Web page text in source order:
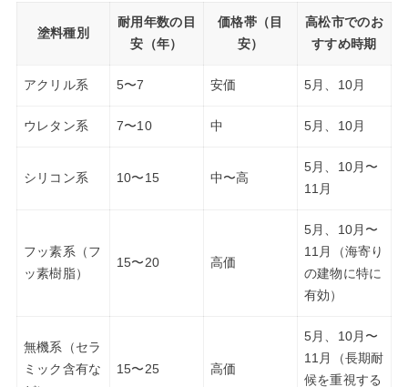
塗料種別
耐用年数の目
安（年）
価格帯（目
安）
高松市でのお
すすめ時期
アクリル系 5〜7 安価 5月、10月
ウレタン系 7〜10 中 5月、10月
シリコン系 10〜15 中〜高
5月、10月〜
11月
フッ素系（フ
ッ素樹脂）
15〜20 高価
5月、10月〜
11月（海寄り
の建物に特に
有効）
無機系（セラ
ミック含有な
15〜25 高価
5月、10月〜
11月（長期耐
候を重視する